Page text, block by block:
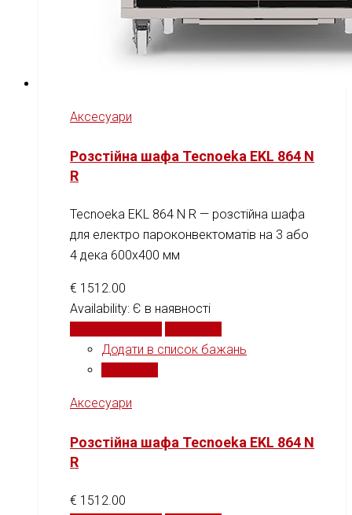
Аксесуари
Розстійна шафа Tecnoeka EKL 864 N
R
Tecnoeka EKL 864 N R — розстійна шафа
для електро пароконвектоматів на 3 або
4 дека 600x400 мм
€ 1512.00
Availability: Є в наявності
Додати в список бажань
Аксесуари
Розстійна шафа Tecnoeka EKL 864 N
R
€ 1512.00